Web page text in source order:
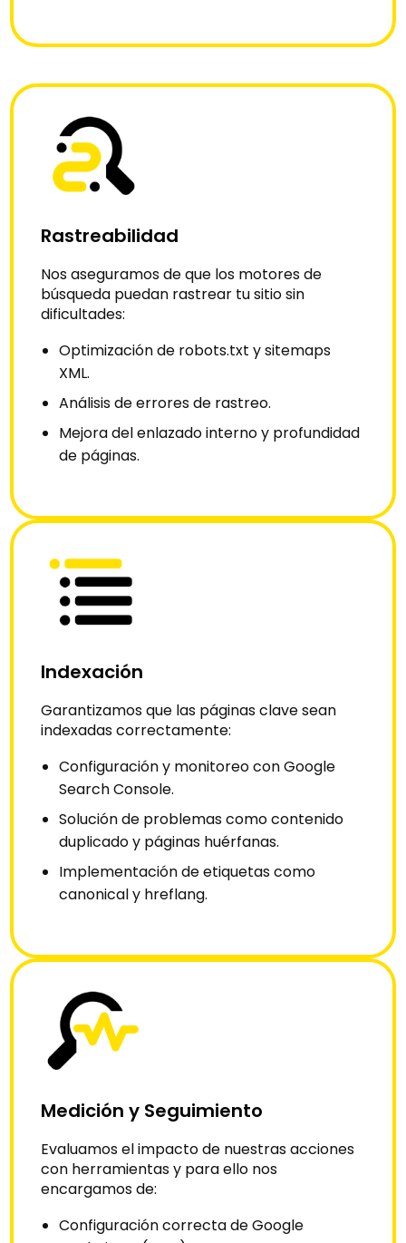
Rastreabilidad
Nos aseguramos de que los motores de
búsqueda puedan rastrear tu sitio sin
dificultades:
Optimización de robots.txt y sitemaps
XML.
Análisis de errores de rastreo.
Mejora del enlazado interno y profundidad
de páginas.
Indexación
Garantizamos que las páginas clave sean
indexadas correctamente:
Configuración y monitoreo con Google
Search Console.
Solución de problemas como contenido
duplicado y páginas huérfanas.
Implementación de etiquetas como
canonical y hreflang.
Medición y Seguimiento
Evaluamos el impacto de nuestras acciones
con herramientas y para ello nos
encargamos de:
Configuración correcta de Google